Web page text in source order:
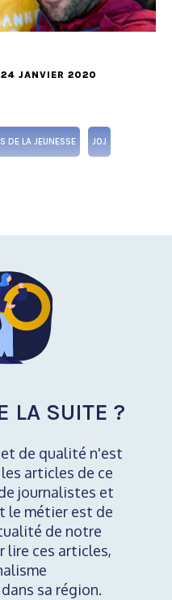
JANVIER 2020
DE LA JEUNESSE JOJ
LA SUITE ?
de qualité n'est
articles de ce
journalistes et
le métier est de
de notre
lire ces articles,
sa région.